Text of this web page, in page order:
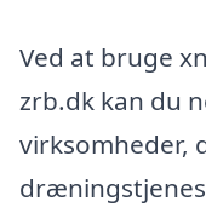
Ved at bruge
zrb.dk kan du
virksomheder,